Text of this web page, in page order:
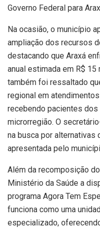
Governo Federal para
Na ocasião, o município
ampliação dos recursos
destacando que Araxá
anual estimada em R$ 15
também foi ressaltado
regional em
recebendo pacientes
microrregião. O
na busca por alternativas
apresentada pelo
Além da recomposição
Ministério da Saúde a
programa Agora Tem
funciona como uma
especializado,